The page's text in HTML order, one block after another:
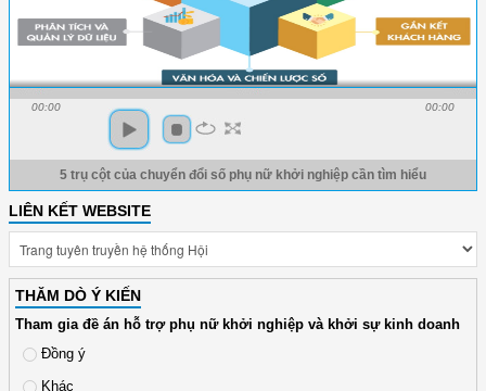
00:00 00:00
5 trụ cột của chuyển đổi số phụ nữ khởi nghiệp cần tìm hiểu
LIÊN KẾT WEBSITE
THĂM DÒ Ý KIẾN
Tham gia đề án hỗ trợ phụ nữ khởi nghiệp và khởi sự kinh doanh
Đồng ý
Khác